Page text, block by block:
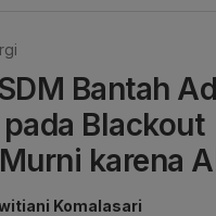
Bantah
Blackout
karena
Komalasari